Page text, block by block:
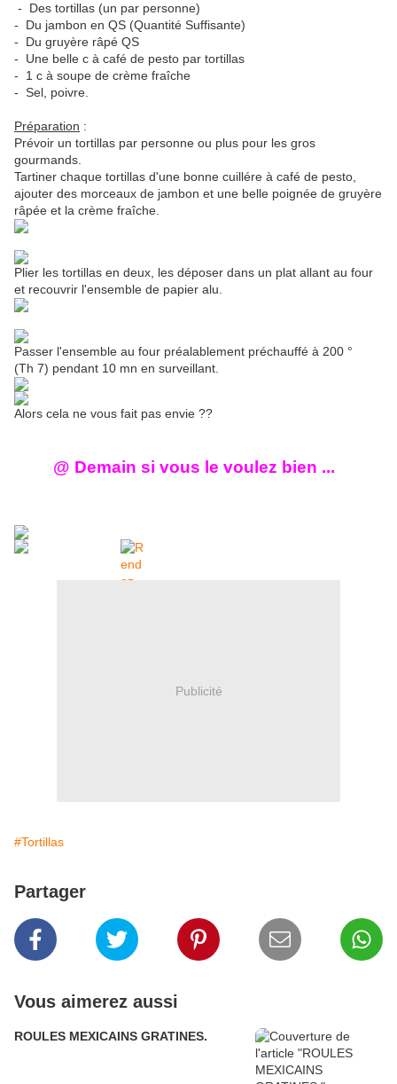
- Des tortillas (un par personne)
- Du jambon en QS (Quantité Suffisante)
- Du gruyère râpé QS
- Une belle c à café de pesto par tortillas
- 1 c à soupe de crème fraîche
- Sel, poivre.
Préparation :
Prévoir un tortillas par personne ou plus pour les gros
gourmands.
Tartiner chaque tortillas d'une bonne cuillére à café de pesto,
ajouter des morceaux de jambon et une belle poignée de gruyère
râpée et la crème fraîche.
Plier les tortillas en deux, les déposer dans un plat allant au four
et recouvrir l'ensemble de papier alu.
Passer l'ensemble au four préalablement préchauffé à 200 °
(Th 7) pendant 10 mn en surveillant.
Alors cela ne vous fait pas envie ??
@ Demain si vous le voulez bien ...
Publicité
#Tortillas
Partager
Vous aimerez aussi
ROULES MEXICAINS GRATINES.